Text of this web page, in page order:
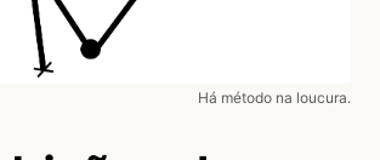
Há método na loucura.